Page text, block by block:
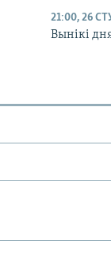
21:00, 26
Вынікі